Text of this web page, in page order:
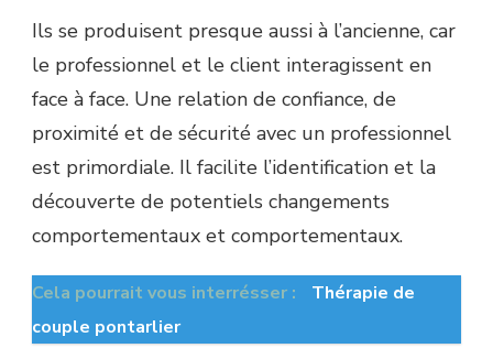
Ils se produisent presque aussi à l’ancienne, car
le professionnel et le client interagissent en
face à face. Une relation de confiance, de
proximité et de sécurité avec un professionnel
est primordiale. Il facilite l’identification et la
découverte de potentiels changements
comportementaux et comportementaux.
Cela pourrait vous interrésser :
Thérapie de
couple pontarlier